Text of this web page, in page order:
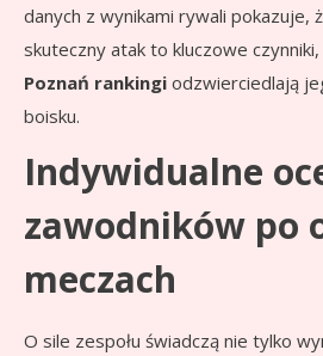
danych z wynikami rywali pokazuje,
skuteczny atak to kluczowe
Poznań rankingi odzwierciedlają
boisku.
Indywidualne
zawodników po
meczach
O sile zespołu świadczą nie tylko